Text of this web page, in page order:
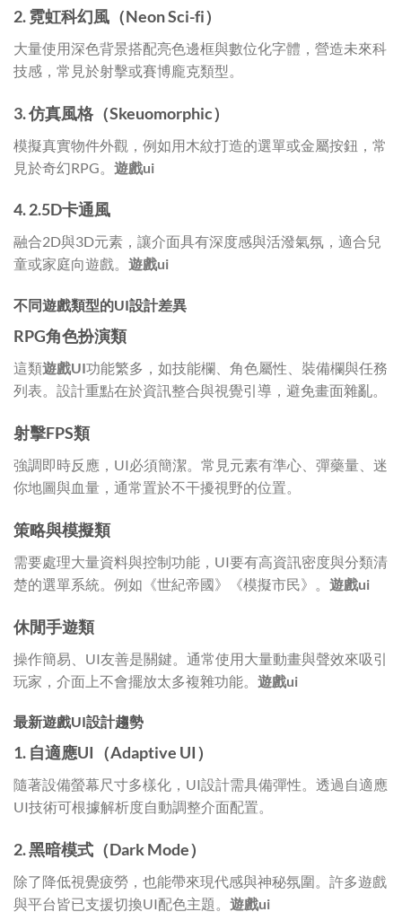
2. 霓虹科幻風（Neon Sci-fi）
大量使用深色背景搭配亮色邊框與數位化字體，營造未來科
技感，常見於射擊或賽博龐克類型。
3. 仿真風格（Skeuomorphic）
模擬真實物件外觀，例如用木紋打造的選單或金屬按鈕，常
見於奇幻RPG。 遊戲ui
4. 2.5D卡通風
融合2D與3D元素，讓介面具有深度感與活潑氣氛，適合兒
童或家庭向遊戲。 遊戲ui
不同遊戲類型的UI設計差異
RPG角色扮演類
這類遊戲UI功能繁多，如技能欄、角色屬性、裝備欄與任務
列表。設計重點在於資訊整合與視覺引導，避免畫面雜亂。
射擊FPS類
強調即時反應，UI必須簡潔。常見元素有準心、彈藥量、迷
你地圖與血量，通常置於不干擾視野的位置。
策略與模擬類
需要處理大量資料與控制功能，UI要有高資訊密度與分類清
楚的選單系統。例如《世紀帝國》《模擬市民》。 遊戲ui
休閒手遊類
操作簡易、UI友善是關鍵。通常使用大量動畫與聲效來吸引
玩家，介面上不會擺放太多複雜功能。 遊戲ui
最新遊戲UI設計趨勢
1. 自適應UI（Adaptive UI）
隨著設備螢幕尺寸多樣化，UI設計需具備彈性。透過自適應
UI技術可根據解析度自動調整介面配置。
2. 黑暗模式（Dark Mode）
除了降低視覺疲勞，也能帶來現代感與神秘氛圍。許多遊戲
與平台皆已支援切換UI配色主題。 遊戲ui